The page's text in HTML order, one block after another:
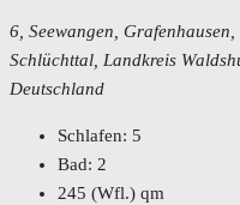
6, Seewangen,
Schlüchttal, Landkreis
Deutschland
Schlafen: 5
Bad: 2
245 (Wfl.) qm